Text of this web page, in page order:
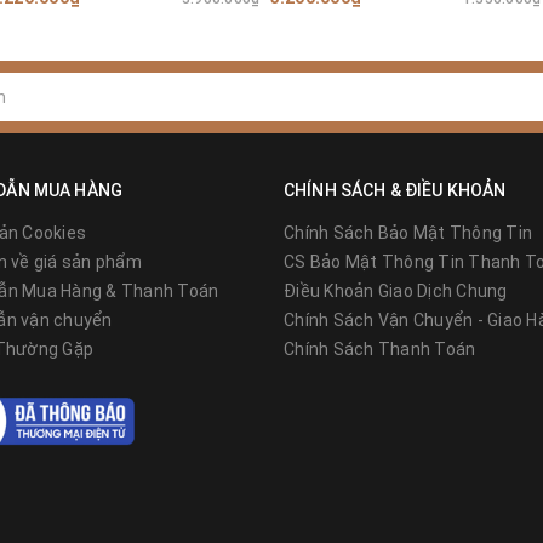
kiện kết nối chặt chẽ.
W.
MUA HÀNG
Cookies
về giá sản phẩm
Mua Hàng & Thanh Toán
vận chuyển
Gặp
CHÍNH SÁCH & ĐIỀU KHOẢN
Chính Sách Bảo Mật Thông Tin
CS Bảo Mật Thông Tin Thanh
Điều Khoản Giao Dịch Chung
Chính Sách Vận Chuyển - Giao
Chính Sách Thanh Toán